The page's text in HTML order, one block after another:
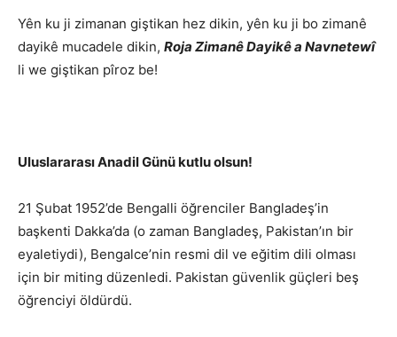
Yên ku ji zimanan giştikan hez dikin, yên ku ji bo zimanê
dayikê mucadele dikin, Roja Zimanê Dayikê a Navnetewî
li we giştikan pîroz be!
Uluslararası Anadil Günü kutlu olsun!
21 Şubat 1952’de Bengalli öğrenciler Bangladeş’in
başkenti Dakka’da (o zaman Bangladeş, Pakistan’ın bir
eyaletiydi), Bengalce’nin resmi dil ve eğitim dili olması
için bir miting düzenledi. Pakistan güvenlik güçleri beş
öğrenciyi öldürdü.